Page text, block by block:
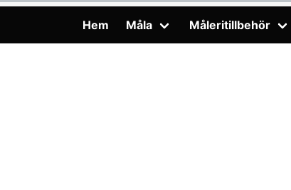
Hem Måla Måleritillbehör